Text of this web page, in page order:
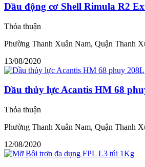
Dầu động cơ Shell Rimula R2
Thỏa thuận
Phường Thanh Xuân Nam, Quận Thanh
13/08/2020
Dầu thủy lực Acantis HM 68
Thỏa thuận
Phường Thanh Xuân Nam, Quận Thanh
12/08/2020